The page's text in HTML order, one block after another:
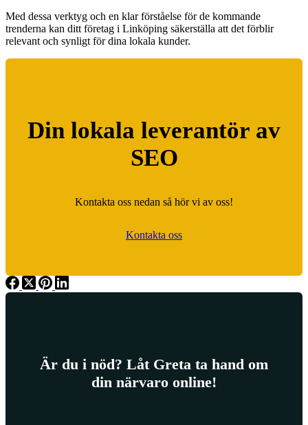
Med dessa verktyg och en klar förståelse för de kommande
trenderna kan ditt företag i Linköping säkerställa att det förblir
relevant och synligt för dina lokala kunder.
Din lokala leverantör av
SEO
Kontakta oss nedan så hör vi av oss!
Kontakta oss
Är du i nöd? Låt Greta ta hand om
din närvaro online!